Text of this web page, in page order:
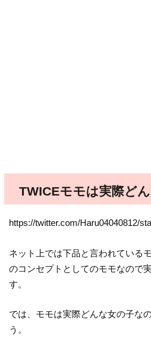
TWICEモモは実際ど
https://twitter.com/Haru04040812/
ネット上では下品と言われている
のコンセプトとしてのモモなので
す。
では、モモは実際どんな女の子な
う。